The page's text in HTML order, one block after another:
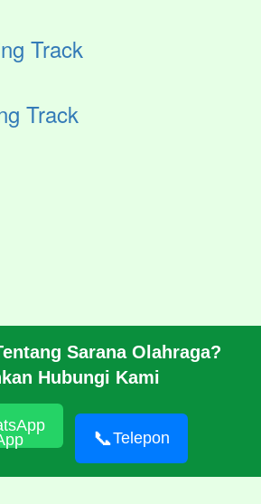
Sarana Olahraga?
Hubungi Kami
📞Telepon
Track
Track
081351894500 Jasa Pembuatan
Lari Standar IAAF International